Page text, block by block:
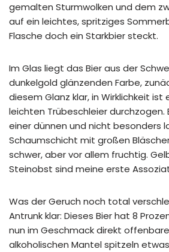
gemalten Sturmwolken und dem
auf ein leichtes, spritziges
Flasche doch ein Starkbier steckt.
Im Glas liegt das Bier aus der
dunkelgold glänzenden Farbe,
diesem Glanz klar, in Wirklichkeit ist
leichten Trübeschleier durchzogen.
einer dünnen und nicht besonders
Schaumschicht mit großen
schwer, aber vor allem fruchtig.
Steinobst sind meine erste
Was der Geruch noch total
Antrunk klar: Dieses Bier hat 8
nun im Geschmack direkt
alkoholischen Mantel spitzeln